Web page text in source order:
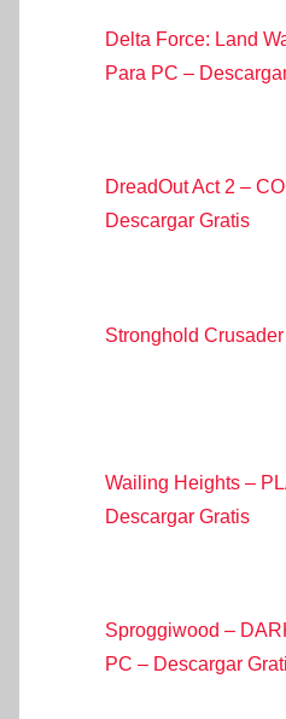
Delta Force: Land
Para PC –
DreadOut Act 2 –
Descargar Gratis
Stronghold
Wailing Heights –
Descargar Gratis
Sproggiwood –
PC – Descargar